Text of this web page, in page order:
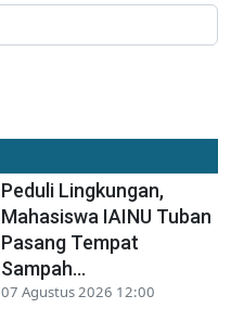
Peduli Lingkungan,
Mahasiswa IAINU Tuban
Pasang Tempat
Sampah...
07 Agustus 2026 12:00